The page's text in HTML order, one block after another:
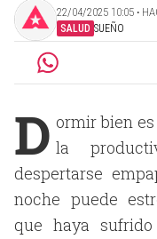
22/04/2025 10:05 ‧
SALUD SUEÑO
D ormir bien
la
despertarse
noche puede
que haya